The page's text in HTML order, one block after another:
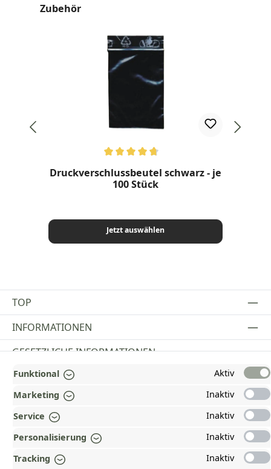
Produktgalerie überspringen
Zubehör
Druckverschlussbeutel schwarz - je
100 Stück
Jetzt auswählen
TOP
INFORMATIONEN
GESETZLICHE INFORMATIONEN
ZAHLUNGS- UND VERSANDARTEN
AUSGEZEICHNET UND ZERTIFIZIERT!
UNSERE COMMUNITIES
Funktional
Aktiv
Marketing
Inaktiv
Service
Inaktiv
Personalisierung
Inaktiv
Tracking
Inaktiv